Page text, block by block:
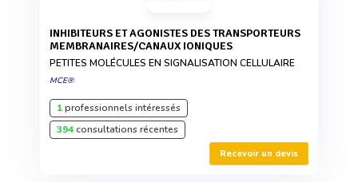
INHIBITEURS ET AGONISTES DES TRANSPORTEURS
MEMBRANAIRES/CANAUX IONIQUES
PETITES MOLÉCULES EN SIGNALISATION CELLULAIRE
MCE®
1professionnels intéressés
394consultations récentes
Recevoir un devis